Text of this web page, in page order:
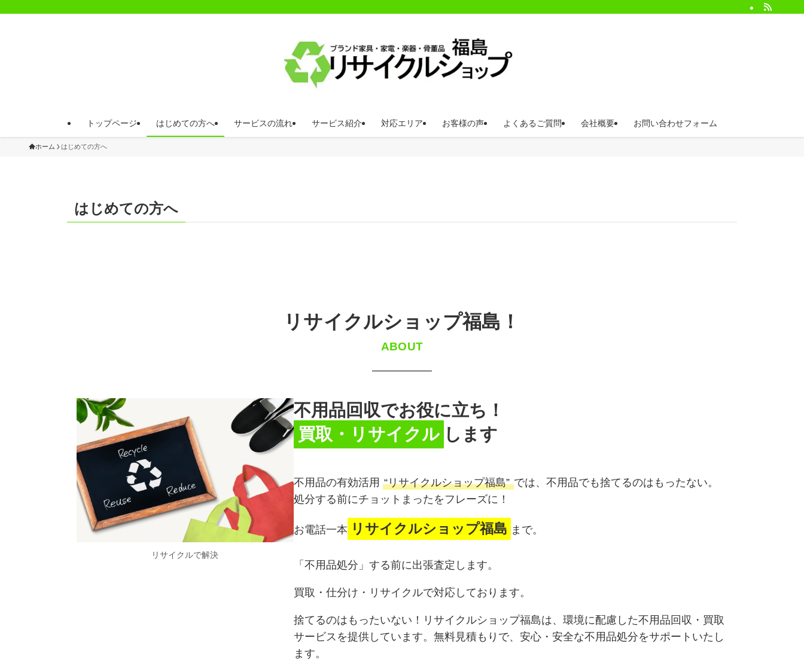
トップページ はじめての方へ サービスの流れ サービス紹介 対応エリア お客様の声 よくあるご質問 会社概要 お問い合わせフォーム
ホーム はじめての方へ
はじめての方へ
リサイクルショップ福島！
ABOUT
リサイクルで解決
不用品回収でお役に立ち！
買取・リサイクル します
不用品の有効活用 “リサイクルショップ福島”では、不用品でも捨てるのはもったない。
処分する前にチョットまったをフレーズに！
お電話一本 リサイクルショップ福島 まで。
「不用品処分」する前に出張査定します。
買取・仕分け・リサイクルで対応しております。
捨てるのはもったいない！リサイクルショップ福島は、環境に配慮した不用品回収・買取
サービスを提供しています。無料見積もりで、安心・安全な不用品処分をサポートいたし
ます。